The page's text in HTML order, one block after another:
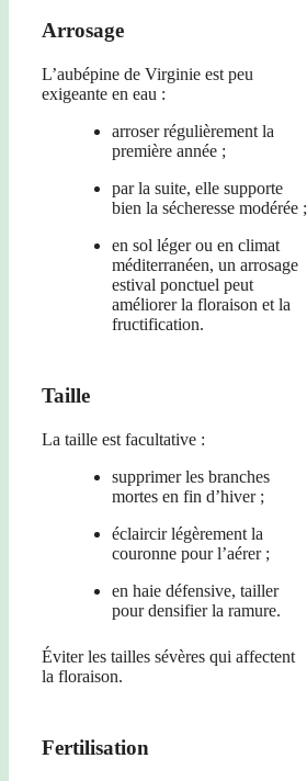
Arrosage
L’aubépine de Virginie est peu
exigeante en eau :
arroser régulièrement la
première année ;
par la suite, elle supporte
bien la sécheresse modérée ;
en sol léger ou en climat
méditerranéen, un arrosage
estival ponctuel peut
améliorer la floraison et la
fructification.
Taille
La taille est facultative :
supprimer les branches
mortes en fin d’hiver ;
éclaircir légèrement la
couronne pour l’aérer ;
en haie défensive, tailler
pour densifier la ramure.
Éviter les tailles sévères qui affectent
la floraison.
Fertilisation